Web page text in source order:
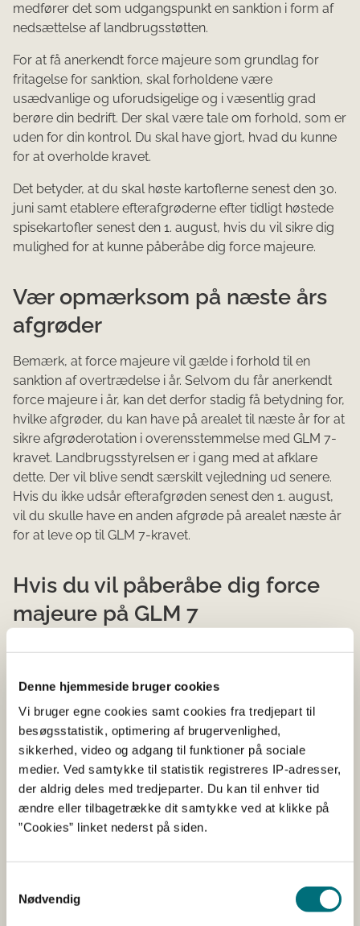
Denne hjemmeside bruger cookies
Vi bruger egne cookies samt cookies fra tredjepart til
besøgsstatistik, optimering af brugervenlighed,
sikkerhed, video og adgang til funktioner på sociale
medier. Ved samtykke til statistik registreres IP-adresser,
der aldrig deles med tredjeparter. Du kan til enhver tid
ændre eller tilbagetrække dit samtykke ved at klikke på
”Cookies” linket nederst på siden.
Nødvendig
medfører det som udgangspunkt en sanktion i form af
nedsættelse af landbrugsstøtten.
For at få anerkendt force majeure som grundlag for
fritagelse for sanktion, skal forholdene være
usædvanlige og uforudsigelige og i væsentlig grad
berøre din bedrift. Der skal være tale om forhold, som er
uden for din kontrol. Du skal have gjort, hvad du kunne
for at overholde kravet.
Det betyder, at du skal høste kartoflerne senest den 30.
juni samt etablere efterafgrøderne efter tidligt høstede
spisekartofler senest den 1. august, hvis du vil sikre dig
mulighed for at kunne påberåbe dig force majeure.
Vær opmærksom på næste års
afgrøder
Bemærk, at force majeure vil gælde i forhold til en
sanktion af overtrædelse i år. Selvom du får anerkendt
force majeure i år, kan det derfor stadig få betydning for,
hvilke afgrøder, du kan have på arealet til næste år for at
sikre afgrøderotation i overensstemmelse med GLM 7-
kravet. Landbrugsstyrelsen er i gang med at afklare
dette. Der vil blive sendt særskilt vejledning ud senere.
Hvis du ikke udsår efterafgrøden senest den 1. august,
vil du skulle have en anden afgrøde på arealet næste år
for at leve op til GLM 7-kravet.
Hvis du vil påberåbe dig force
majeure på GLM 7
Du kan påberåbe dig force majeure på GLM 7-kravet
grund af tørken, når du modtager et høringsbrev om
kontrol af konditionalitet, hvor vi har konstateret
overtrædelse af GLM 7.
Du kan ikke ansøge om force majeure på konditionalitet,
herunder GLM 7, på forhånd.
Landbrugsstyrelsen kan heller ikke forhåndsgodkende,
hvis du påberåber dig force majeure, når det kommer til